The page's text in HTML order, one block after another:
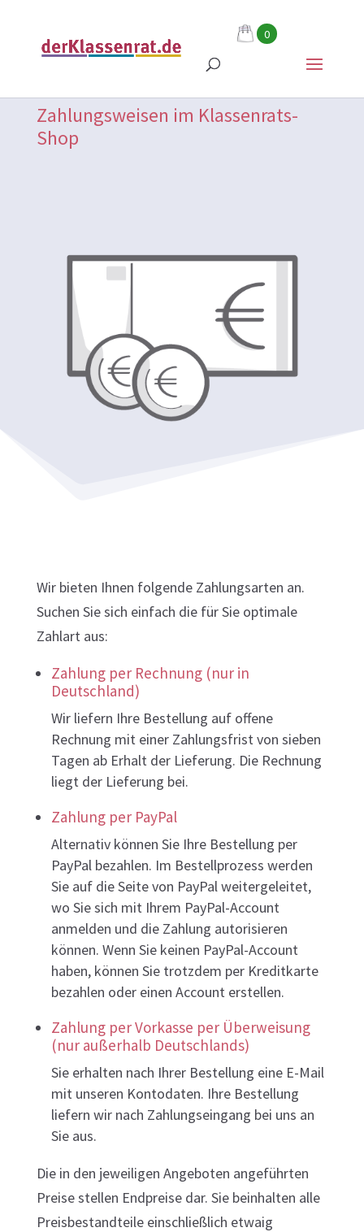
0
Zahlungsweisen im Klassenrats-
Shop
Wir bieten Ihnen folgende Zahlungsarten an.
Suchen Sie sich einfach die für Sie optimale
Zahlart aus:
Zahlung per Rechnung (nur in
Deutschland)
Wir liefern Ihre Bestellung auf offene
Rechnung mit einer Zahlungsfrist von sieben
Tagen ab Erhalt der Lieferung. Die Rechnung
liegt der Lieferung bei.
Zahlung per PayPal
Alternativ können Sie Ihre Bestellung per
PayPal bezahlen. Im Bestellprozess werden
Sie auf die Seite von PayPal weitergeleitet,
wo Sie sich mit Ihrem PayPal-Account
anmelden und die Zahlung autorisieren
können. Wenn Sie keinen PayPal-Account
haben, können Sie trotzdem per Kreditkarte
bezahlen oder einen Account erstellen.
Zahlung per Vorkasse per Überweisung
(nur außerhalb Deutschlands)
Sie erhalten nach Ihrer Bestellung eine E-Mail
mit unseren Kontodaten. Ihre Bestellung
liefern wir nach Zahlungseingang bei uns an
Sie aus.
Die in den jeweiligen Angeboten angeführten
Preise stellen Endpreise dar. Sie beinhalten alle
Preisbestandteile einschließlich etwaig